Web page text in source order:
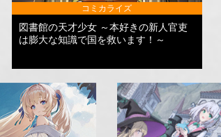
コミカライズ
図書館の天才少女 ～本好きの新人官吏
は膨大な知識で国を救います！～